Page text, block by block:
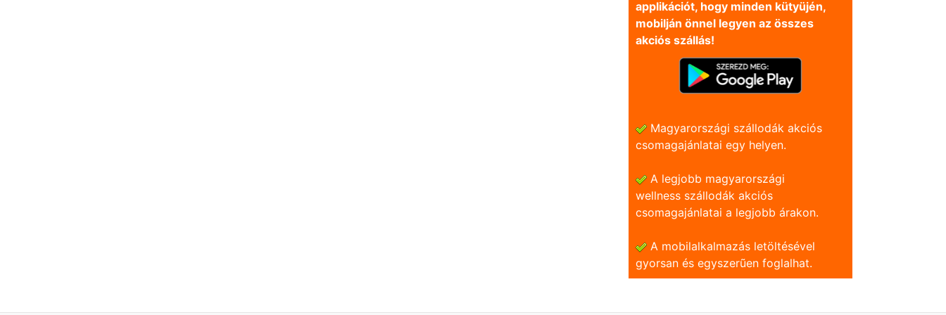
applikációt, hogy minden kütyüjén,
mobilján önnel legyen az összes
akciós szállás!
Magyarországi szállodák akciós
csomagajánlatai egy helyen.
A legjobb magyarországi
wellness szállodák akciós
csomagajánlatai a legjobb árakon.
A mobilalkalmazás letöltésével
gyorsan és egyszerũen foglalhat.